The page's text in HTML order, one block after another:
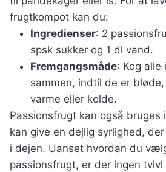
frugtkompot kan du:
Ingredienser: 2
spsk sukker og 1 dl vand.
Fremgangsmåde: Kog alle
sammen, indtil de er
varme eller kolde.
Passionsfrugt kan også
kan give en dejlig syrlighed,
i dejen. Uanset hvordan du
passionsfrugt, er der ingen